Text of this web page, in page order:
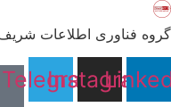
گروه فناوری اطلاعات
Instagram
Telegram